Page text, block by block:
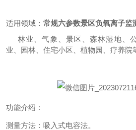
适用领域： 常规六参数景区负氧离子监
林业、气象、景区、森林湿地、
业、园林、住宅小区、植物园、疗养院
功能介绍：
测量方法：吸入式电容法。